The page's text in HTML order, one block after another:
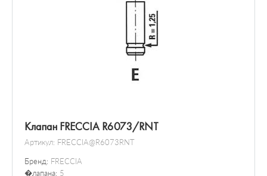
Клапан FRECCIA R6073/RNT
Артикул: FRECCIA@R6073RNT
Бренд: FRECCIA
�лапана: 5